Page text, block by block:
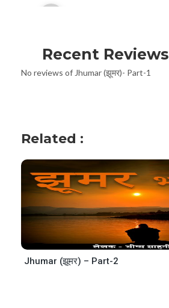
Player
Recent Reviews
No reviews of Jhumar (झूमर)- Part-1
Related :
Jhumar (झूमर) – Part-2